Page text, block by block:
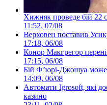
Хижняк проведе бій 22
11:52, 07/08
Верховен поставив
17:18, 06/08
Конор Макгрегор
17:15, 06/08
Бій Ф’юрі-Джошуа може
14:09, 06/08
Автомати Igrosoft, які
казино